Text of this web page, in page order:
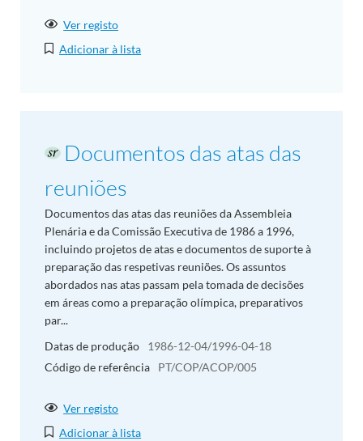
Ver registo
Adicionar à lista
Documentos das atas das
reuniões
Documentos das atas das reuniões da Assembleia
Plenária e da Comissão Executiva de 1986 a 1996,
incluindo projetos de atas e documentos de suporte à
preparação das respetivas reuniões. Os assuntos
abordados nas atas passam pela tomada de decisões
em áreas como a preparação olímpica, preparativos
par...
Datas de produção
1986-12-04/1996-04-18
Código de referência
PT/COP/ACOP/005
Ver registo
Adicionar à lista